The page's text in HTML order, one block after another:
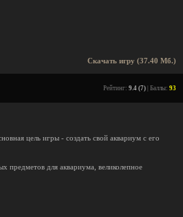
Скачать игру (37.40 Мб.)
Рейтинг: 9.4 (7) | Баллы: 93
цель игры - создать свой аквариум с его
предметов для аквариума, великолепное